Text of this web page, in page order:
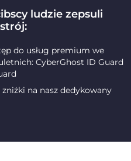
ludzie zepsuli
do usług premium we
CyberGhost ID Guard
na nasz dedykowany